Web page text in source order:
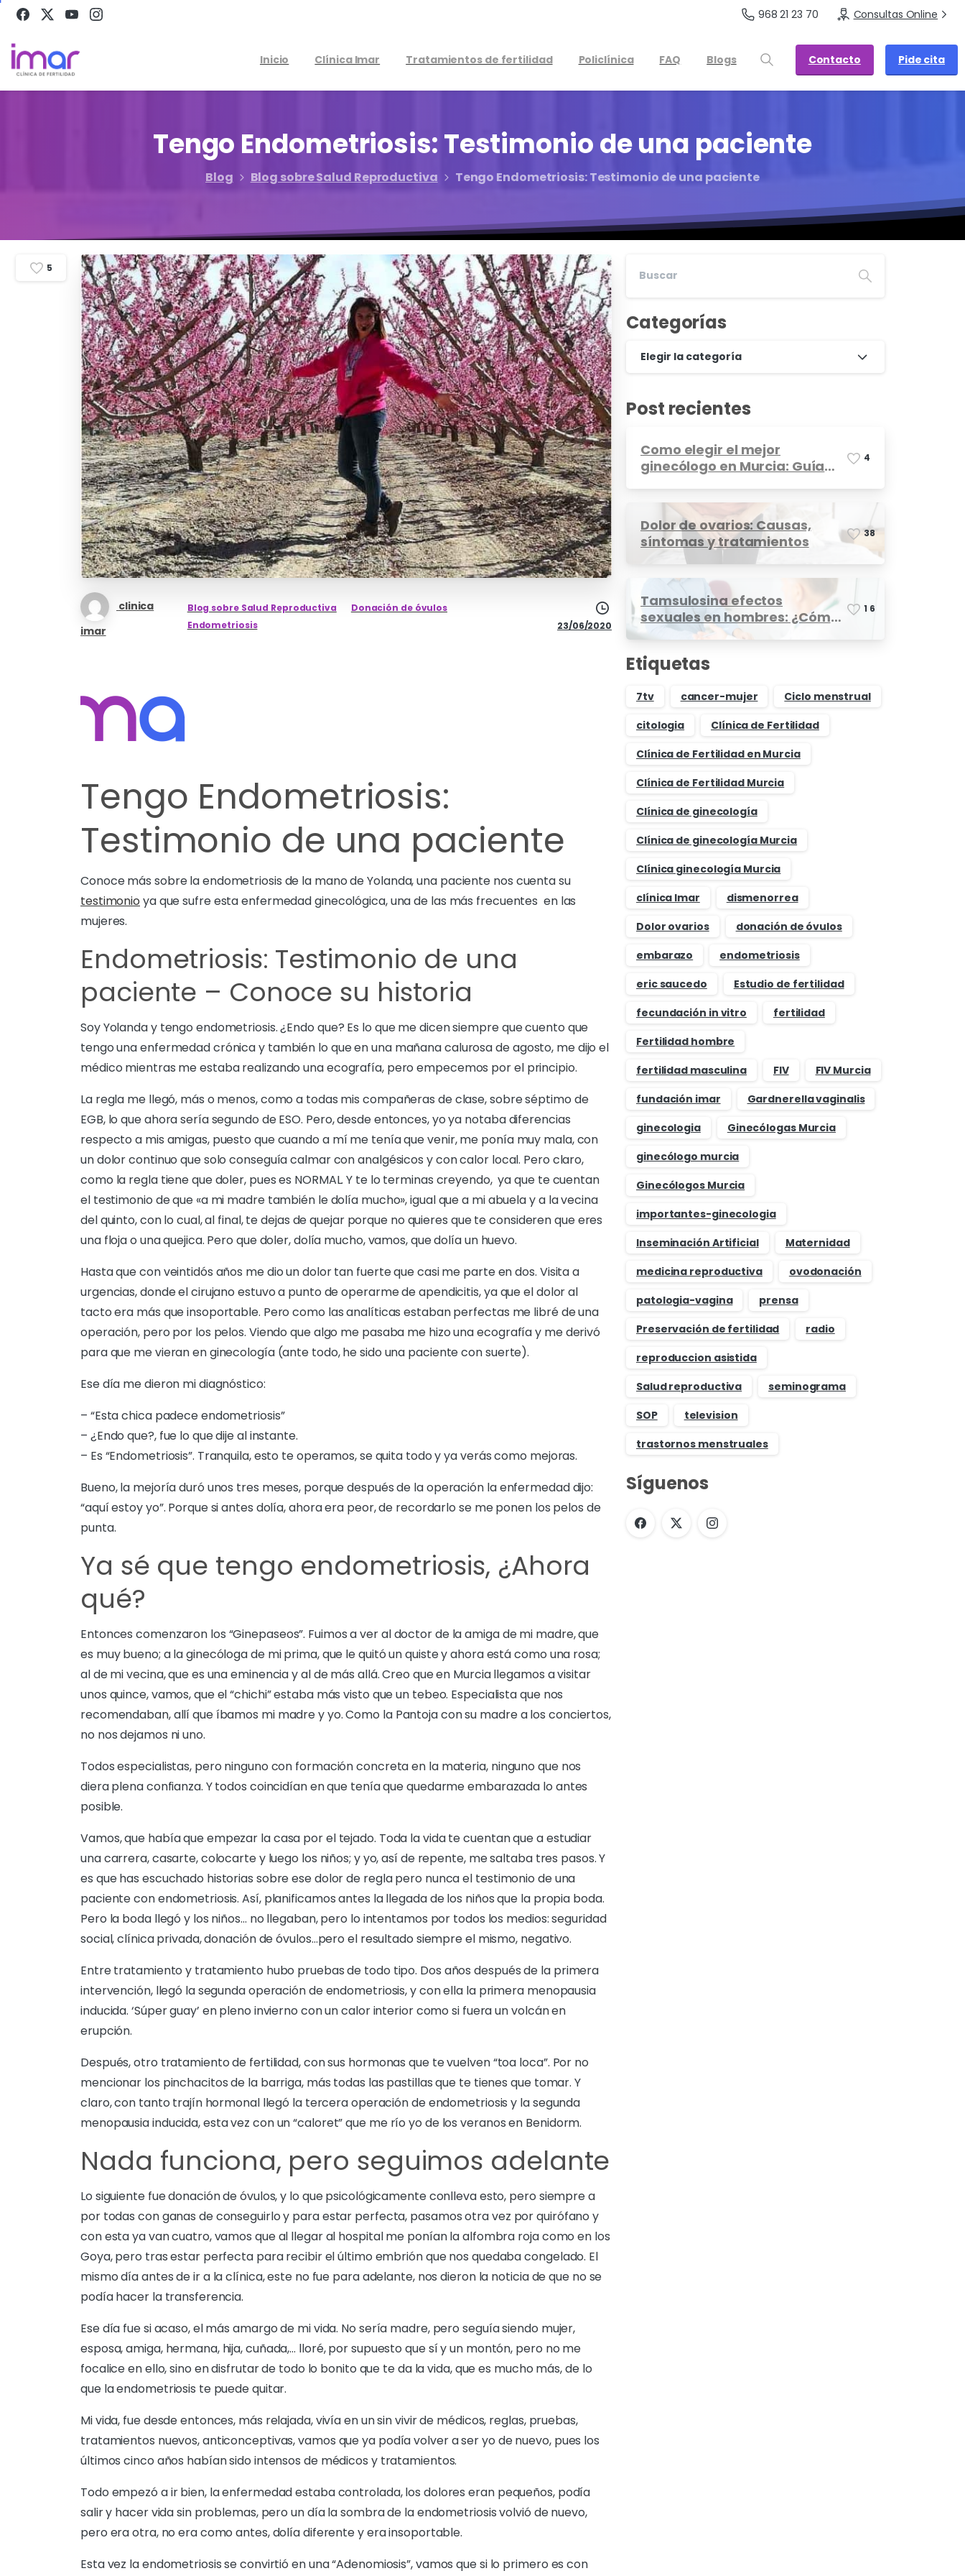
968 21 23 70 Consultas Online
Inicio Clínica Imar Tratamientos de fertilidad Policlínica FAQ Blogs Contacto Pide cita
Tengo Endometriosis:Testimoniodeuna paciente
Blog Blog sobre Salud Reproductiva Tengo Endometriosis: Testimonio de una paciente
clinica
imar
Blog sobre Salud Reproductiva
Donación de óvulos
Endometriosis
23/06/2020
Tengo Endometriosis:
Testimonio de una paciente
Conoce más sobre la endometriosis de la mano de Yolanda, una paciente nos cuenta su
testimonio ya que sufre esta enfermedad ginecológica, una de las más frecuentes en las
mujeres.
Endometriosis: Testimonio de una
paciente – Conoce su historia
Soy Yolanda y tengo endometriosis. ¿Endo que? Es lo que me dicen siempre que cuento que
tengo una enfermedad crónica y también lo que en una mañana calurosa de agosto, me dijo el
médico mientras me estaba realizando una ecografía, pero empecemos por el principio.
La regla me llegó, más o menos, como a todas mis compañeras de clase, sobre séptimo de
EGB, lo que ahora sería segundo de ESO. Pero, desde entonces, yo ya notaba diferencias
respecto a mis amigas, puesto que cuando a mí me tenía que venir, me ponía muy mala, con
un dolor continuo que solo conseguía calmar con analgésicos y con calor local. Pero claro,
como la regla tiene que doler, pues es NORMAL. Y te lo terminas creyendo, ya que te cuentan
el testimonio de que «a mi madre también le dolía mucho», igual que a mi abuela y a la vecina
del quinto, con lo cual, al final, te dejas de quejar porque no quieres que te consideren que eres
una floja o una quejica. Pero que doler, dolía mucho, vamos, que dolía un huevo.
Hasta que con veintidós años me dio un dolor tan fuerte que casi me parte en dos. Visita a
urgencias, donde el cirujano estuvo a punto de operarme de apendicitis, ya que el dolor al
tacto era más que insoportable. Pero como las analíticas estaban perfectas me libré de una
operación, pero por los pelos. Viendo que algo me pasaba me hizo una ecografía y me derivó
para que me vieran en ginecología (ante todo, he sido una paciente con suerte).
Ese día me dieron mi diagnóstico:
– “Esta chica padece endometriosis”
– ¿Endo que?, fue lo que dije al instante.
– Es “Endometriosis”. Tranquila, esto te operamos, se quita todo y ya verás como mejoras.
Bueno, la mejoría duró unos tres meses, porque después de la operación la enfermedad dijo:
“aquí estoy yo”. Porque si antes dolía, ahora era peor, de recordarlo se me ponen los pelos de
punta.
Ya sé que tengo endometriosis, ¿Ahora
qué?
Entonces comenzaron los “Ginepaseos”. Fuimos a ver al doctor de la amiga de mi madre, que
es muy bueno; a la ginecóloga de mi prima, que le quitó un quiste y ahora está como una rosa;
al de mi vecina, que es una eminencia y al de más allá. Creo que en Murcia llegamos a visitar
unos quince, vamos, que el “chichi” estaba más visto que un tebeo. Especialista que nos
recomendaban, allí que íbamos mi madre y yo. Como la Pantoja con su madre a los conciertos,
no nos dejamos ni uno.
Todos especialistas, pero ninguno con formación concreta en la materia, ninguno que nos
diera plena confianza. Y todos coincidían en que tenía que quedarme embarazada lo antes
posible.
Vamos, que había que empezar la casa por el tejado. Toda la vida te cuentan que a estudiar
una carrera, casarte, colocarte y luego los niños; y yo, así de repente, me saltaba tres pasos. Y
es que has escuchado historias sobre ese dolor de regla pero nunca el testimonio de una
paciente con endometriosis. Así, planificamos antes la llegada de los niños que la propia boda.
Pero la boda llegó y los niños… no llegaban, pero lo intentamos por todos los medios: seguridad
social, clínica privada, donación de óvulos…pero el resultado siempre el mismo, negativo.
Entre tratamiento y tratamiento hubo pruebas de todo tipo. Dos años después de la primera
intervención, llegó la segunda operación de endometriosis, y con ella la primera menopausia
inducida. ‘Súper guay’ en pleno invierno con un calor interior como si fuera un volcán en
erupción.
Después, otro tratamiento de fertilidad, con sus hormonas que te vuelven “toa loca”. Por no
mencionar los pinchacitos de la barriga, más todas las pastillas que te tienes que tomar. Y
claro, con tanto trajín hormonal llegó la tercera operación de endometriosis y la segunda
menopausia inducida, esta vez con un “caloret” que me río yo de los veranos en Benidorm.
Nada funciona, pero seguimos adelante
Lo siguiente fue donación de óvulos, y lo que psicológicamente conlleva esto, pero siempre a
por todas con ganas de conseguirlo y para estar perfecta, pasamos otra vez por quirófano y
con esta ya van cuatro, vamos que al llegar al hospital me ponían la alfombra roja como en los
Goya, pero tras estar perfecta para recibir el último embrión que nos quedaba congelado. El
mismo día antes de ir a la clínica, este no fue para adelante, nos dieron la noticia de que no se
podía hacer la transferencia.
Ese día fue si acaso, el más amargo de mi vida. No sería madre, pero seguía siendo mujer,
esposa, amiga, hermana, hija, cuñada,… lloré, por supuesto que sí y un montón, pero no me
focalice en ello, sino en disfrutar de todo lo bonito que te da la vida, que es mucho más, de lo
que la endometriosis te puede quitar.
Mi vida, fue desde entonces, más relajada, vivía en un sin vivir de médicos, reglas, pruebas,
tratamientos nuevos, anticonceptivas, vamos que ya podía volver a ser yo de nuevo, pues los
últimos cinco años habían sido intensos de médicos y tratamientos.
Todo empezó a ir bien, la enfermedad estaba controlada, los dolores eran pequeños, podía
salir y hacer vida sin problemas, pero un día la sombra de la endometriosis volvió de nuevo,
pero era otra, no era como antes, dolía diferente y era insoportable.
Esta vez la endometriosis se convirtió en una “Adenomiosis”, vamos que si lo primero es con
5
Categorías
Elegir la categoría
Post recientes
Como elegir el mejor
ginecólogo en Murcia: Guía
4
Dolor de ovarios: Causas,
síntomas y tratamientos
38
Tamsulosina efectos
sexuales en hombres: ¿Cómo
afecta?
1 6
Etiquetas
7tv cancer-mujer
Ciclo menstrual
citologia
Clínica de Fertilidad
Clínica de Fertilidad en Murcia
Clínica de Fertilidad Murcia
Clínica de ginecología
Clínica de ginecología Murcia
Clínica ginecología Murcia
clínica Imar
dismenorrea
Dolor ovarios
donación de óvulos
embarazo
endometriosis
eric saucedo
Estudio de fertilidad
fecundación in vitro
fertilidad
Fertilidad hombre
fertilidad masculina
FIV
FIV Murcia
fundación imar
Gardnerella vaginalis
ginecologia
Ginecólogas Murcia
ginecólogo murcia
Ginecólogos Murcia
importantes-ginecologia
Inseminación Artificial
Maternidad
medicina reproductiva
ovodonación
patologia-vagina
prensa
Preservación de fertilidad
radio
reproduccion asistida
Salud reproductiva
seminograma
SOP
television
trastornos menstruales
Síguenos